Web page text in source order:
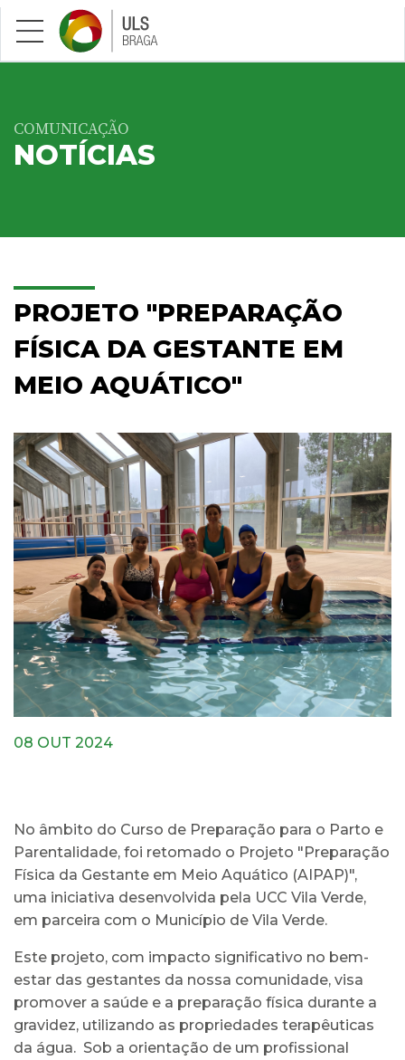
Saltar para conteúdo principal
COMUNICAÇÃO
NOTÍCIAS
PROJETO "PREPARAÇÃO
FÍSICA DA GESTANTE EM
MEIO AQUÁTICO"
08 OUT 2024
No âmbito do Curso de Preparação para o Parto e
Parentalidade, foi retomado o Projeto "Preparação
Física da Gestante em Meio Aquático (AIPAP)",
uma iniciativa desenvolvida pela UCC Vila Verde,
em parceira com o Município de Vila Verde.
Este projeto, com impacto significativo no bem-
estar das gestantes da nossa comunidade, visa
promover a saúde e a preparação física durante a
gravidez, utilizando as propriedades terapêuticas
da água. Sob a orientação de um profissional